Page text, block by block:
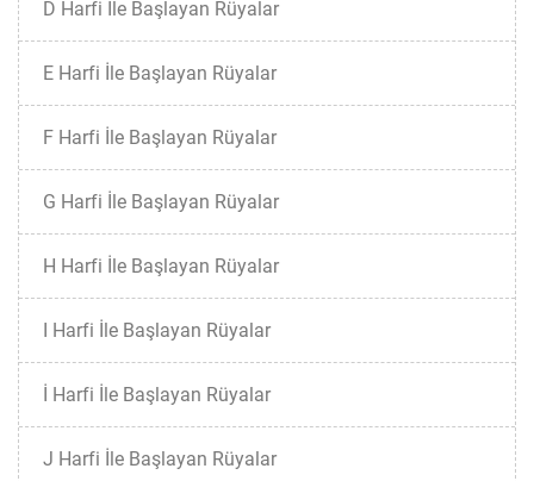
D Harfi İle Başlayan Rüyalar
E Harfi İle Başlayan Rüyalar
F Harfi İle Başlayan Rüyalar
G Harfi İle Başlayan Rüyalar
H Harfi İle Başlayan Rüyalar
I Harfi İle Başlayan Rüyalar
İ Harfi İle Başlayan Rüyalar
J Harfi İle Başlayan Rüyalar